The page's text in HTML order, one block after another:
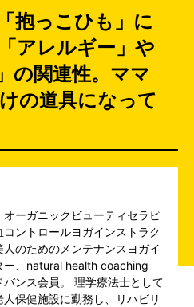
抱っこひも」に
アレルギー」や
の関連性。ママ
の道具になって
オーガニックビューティセラピ
コントロールヨガインストラク
人のためのメンテナンスヨガイ
ー、natural health coaching
ンス会員。 理学療法士として
保健施設に勤務し、リハビリ